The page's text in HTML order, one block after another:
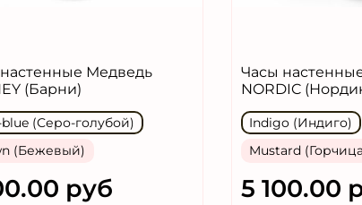
Медведь
(Барни)
(Серо-голубой)
(Бежевый)
руб
Часы
NORDIC
Indigo (Индиго)
Mustard
5 100.00